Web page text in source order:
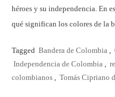
héroes y su independencia. En
qué significan los colores de la
Tagged Bandera de Colombia ,
Independencia de Colombia ,
colombianos , Tomás Cipriano